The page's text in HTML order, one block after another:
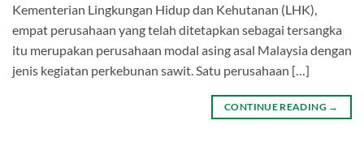
Kemente­­rian Lingkungan Hidup dan Ke­­hutanan (LHK),
empat perusahaan yang telah dite­­tapkan sebagai tersangka
itu merupa­­kan perusahaan mo­­dal asing asal Malaysia dengan
jenis kegiatan perkebunan sawit. Satu perusahaan […]
CONTINUE READING →